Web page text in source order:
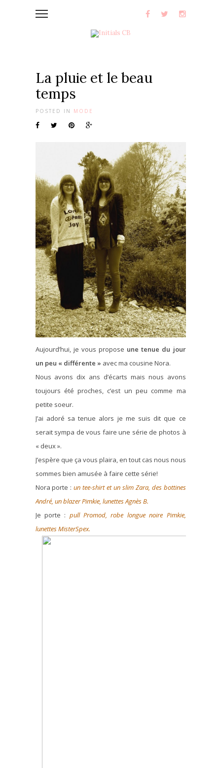
La pluie et le beau
temps
POSTED IN MODE
Aujourd’hui, je vous propose une tenue du jour
un peu « différente » avec ma cousine Nora.
Nous avons dix ans d’écarts mais nous avons
toujours été proches, c’est un peu comme ma
petite soeur.
J’ai adoré sa tenue alors je me suis dit que ce
serait sympa de vous faire une série de photos à
« deux ».
J’espère que ça vous plaira, en tout cas nous nous
sommes bien amusée à faire cette série!
Nora porte :un tee-shirt et un slim Zara, des bottines
André, un blazer Pimkie, lunettes Agnès B.
Je porte : pull Promod, robe longue noire Pimkie,
lunettes MisterSpex.